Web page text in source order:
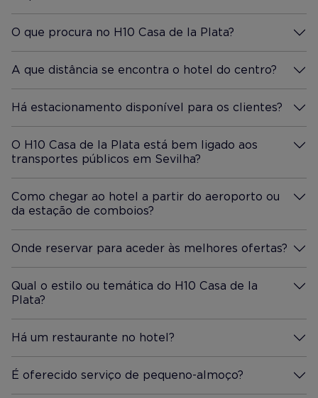
O que procura no H10 Casa de la Plata?
Mais Informação
A que distância se encontra o hotel do centro?
Mais Informação
Há estacionamento disponível para os clientes?
Mais Informação
O H10 Casa de la Plata está bem ligado aos
transportes públicos em Sevilha?
Mais Informação
Como chegar ao hotel a partir do aeroporto ou
da estação de comboios?
Mais Informação
Onde reservar para aceder às melhores ofertas?
Mais Informação
Qual o estilo ou temática do H10 Casa de la
Plata?
Mais Informação
Há um restaurante no hotel?
Mais Informação
É oferecido serviço de pequeno-almoço?
Mais Informação